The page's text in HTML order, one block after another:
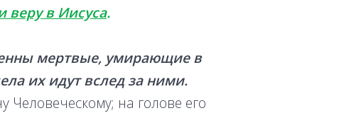
веру в Иисуса.
мертвые, умирающие в
их идут вслед за ними.
Человеческому; на голове его